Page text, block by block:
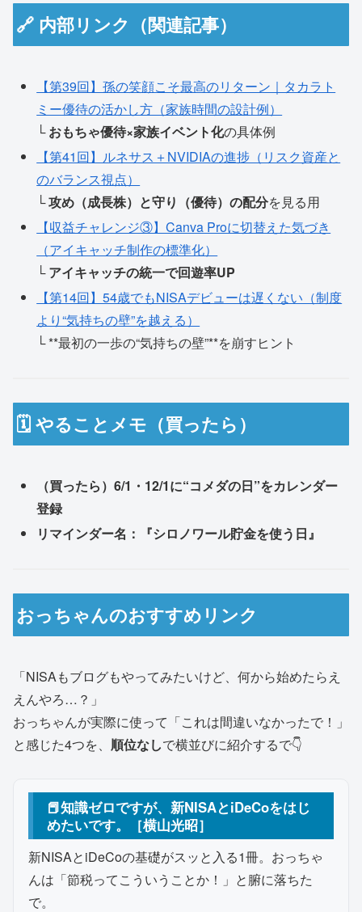
🔗 内部リンク（関連記事）
【第39回】孫の笑顔こそ最高のリターン｜タカラト
ミー優待の活かし方（家族時間の設計例）
└おもちゃ優待×家族イベント化の具体例
【第41回】ルネサス＋NVIDIAの進捗（リスク資産と
のバランス視点）
└攻め（成長株）と守り（優待）の配分を見る用
【収益チャレンジ③】Canva Proに切替えた気づき
（アイキャッチ制作の標準化）
└アイキャッチの統一で回遊率UP
【第14回】54歳でもNISAデビューは遅くない（制度
より“気持ちの壁”を越える）
└ **最初の一歩の“気持ちの壁”**を崩すヒント
🗓️ やることメモ（買ったら）
（買ったら）6/1・12/1に“コメダの日”をカレンダー
登録
リマインダー名：『シロノワール貯金を使う日』
おっちゃんのおすすめリンク
「NISAもブログもやってみたいけど、何から始めたらえ
えんやろ…？」
おっちゃんが実際に使って「これは間違いなかったで！」
と感じた4つを、 順位なしで横並びに紹介するで👇
📕知識ゼロですが、新NISAとiDeCoをはじ
めたいです。［横山光昭］
新NISAとiDeCoの基礎がスッと入る1冊。おっちゃ
んは「節税ってこういうことか！」と腑に落ちた
で。